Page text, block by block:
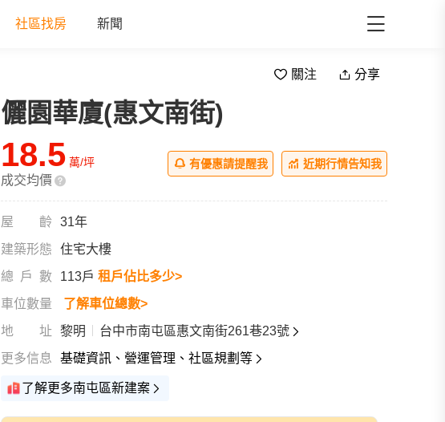
社區找房 新聞
關注 分享
儷園華廈(惠文南街)
18.5 萬/坪
成交均價
有優惠請提醒我 近期行情告知我
屋齡
31年
建築形態
住宅大樓
總戶數
113戶 租戶佔比多少>
車位數量
了解車位總數>
地址
黎明
台中市南屯區惠文南街261巷23號
更多信息
基礎資訊、營運管理、社區規劃等
了解更多南屯區新建案